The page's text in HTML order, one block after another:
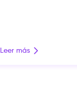
emprendedoras que
creatividad: la usan
Leer más